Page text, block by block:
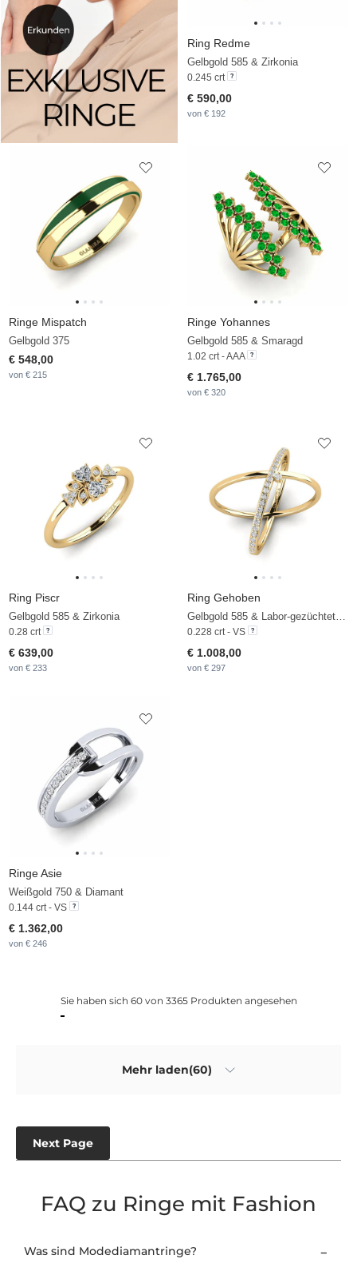
Ring Redme
Gelbgold 585 & Zirkonia
0.245 crt
€ 590,00
von € 192
Ringe Mispatch
Gelbgold 375
€ 548,00
von € 215
Ringe Yohannes
Gelbgold 585 & Smaragd
1.02 crt - AAA
€ 1.765,00
von € 320
Ring Piscr
Gelbgold 585 & Zirkonia
0.28 crt
€ 639,00
von € 233
Ring Gehoben
0.228 crt - VS
€ 1.008,00
von € 297
Ringe Asie
Weißgold 750 & Diamant
0.144 crt - VS
€ 1.362,00
von € 246
Sie haben sich 60 von 3365 Produkten angesehen
Mehr laden(60)
Next Page
FAQ zu Ringe mit Fashion
Was sind Modediamantringe?